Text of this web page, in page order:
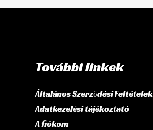
További linkek
Általános Szerződési Feltételek
Adatkezelési tájékoztató
A fiókom